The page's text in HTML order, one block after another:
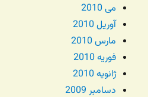
می 2010
آوریل 2010
مارس 2010
فوریه 2010
ژانویه 2010
دسامبر 2009